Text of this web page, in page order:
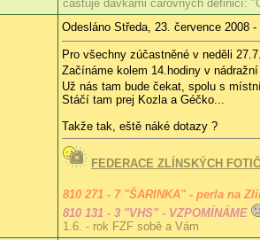
častuje dávkami čarovných definicí:
Odesláno Středa, 23. července 2008 -
Pro všechny zúčastněné v neděli
Začínáme kolem 14.hodiny v
Už nás tam bude čekat, spolu s
Stáčí tam prej Kozla a Géčko...
Takže tak, eště náké dotazy ?
FEDERACE ZLÍNSKÝCH
810 271 - 7 "ŠARINKA" - perla na
810 131 - 3 "VHS" - VZPOMÍNÁME
1.6. - rok FZF sobě a Vám